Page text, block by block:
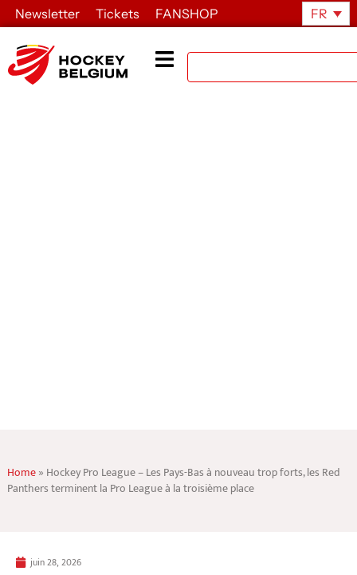
Newsletter Tickets FANSHOP FR
Home» Hockey Pro League – Les Pays-Bas à nouveau trop forts, les Red
Panthers terminent la Pro League à la troisième place
juin 28, 2026